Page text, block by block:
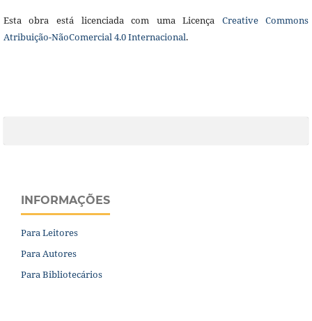
Esta obra está licenciada com uma Licença Creative Commons
Atribuição-NãoComercial 4.0 Internacional.
INFORMAÇÕES
Para Leitores
Para Autores
Para Bibliotecários